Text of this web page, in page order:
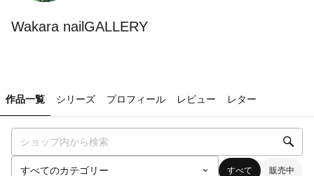
Wakara nailGALLERY
作品一覧 シリーズ プロフィール レビュー レター
すべて 販売中